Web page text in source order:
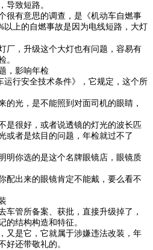
导致短路。
很有意思的调查，是《机动车自燃事
以上的自燃事故是因为电线短路，大灯
厂，升级这个大灯也有问题，容易有
。
，影响年检
运行安全技术条件》，它规定，这个所
的光，是不能照到对面司机的眼睛，
是很好，或者说透镜的灯光的波长匹
或者是炫目的问题，年检就过不了
明你选的是这个名牌眼镜店，眼镜质
配出来的眼镜肯定不能戴，要么看不
车管所备案、获批，直接升级掉了，
的结构构造和特征。
又是它，它就属于涉嫌违法改装，年
好还带敬礼的。
LED双光透镜
来途透镜+欧司朗45W安...
（来途透镜+欧司朗45W安定器+欧司
）途向车灯是最具技术实力最关注
一家...